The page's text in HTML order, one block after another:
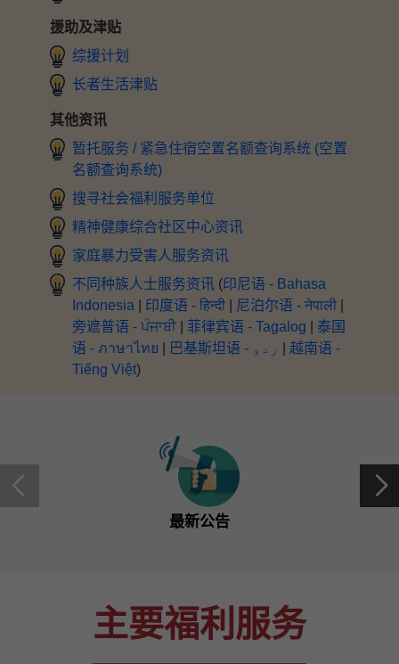
援助及津贴
综援计划
长者生活津贴
其他资讯
暂托服务 / 紧急住宿空置名额查询系统 (空置
名额查询系统)
搜寻社会福利服务单位
精神健康综合社区中心资讯
家庭暴力受害人服务资讯
不同种族人士服务资讯 (印尼语 - Bahasa
Indonesia
印度语 - हिन्दी 尼泊尔语 - नेपाली
旁遮普语 - ਪੰਜਾਬੀ 菲律宾语 - Tagalog
泰国
语 - ภาษาไทย 巴基斯坦语 - ردو
越南语 -
Tiếng Việt)
最新公告
主要福利服务